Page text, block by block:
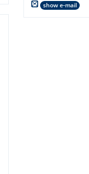
show e-mail